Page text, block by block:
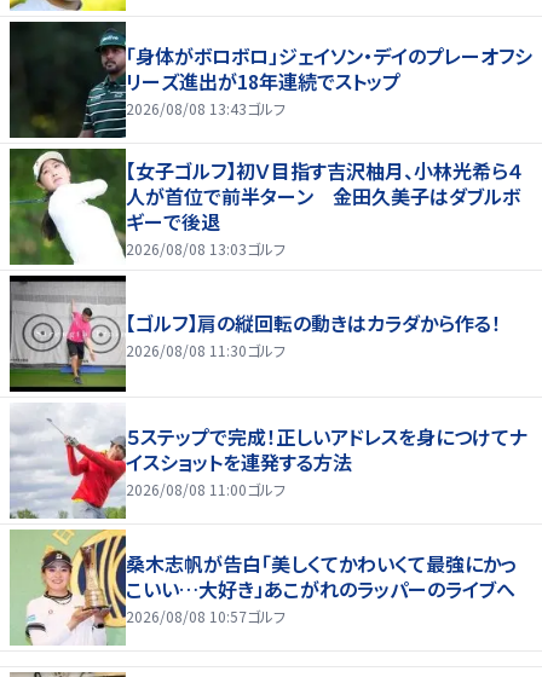
「身体がボロボロ」ジェイソン・デイのプレーオフシ
リーズ進出が18年連続でストップ
2026/08/08 13:43ゴルフ
【女子ゴルフ】初Ｖ目指す吉沢柚月、小林光希ら４
人が首位で前半ターン 金田久美子はダブルボ
ギーで後退
2026/08/08 13:03ゴルフ
【ゴルフ】肩の縦回転の動きはカラダから作る！
2026/08/08 11:30ゴルフ
５ステップで完成！正しいアドレスを身につけてナ
イスショットを連発する方法
2026/08/08 11:00ゴルフ
桑木志帆が告白「美しくてかわいくて最強にかっ
こいい…大好き」あこがれのラッパーのライブへ
2026/08/08 10:57ゴルフ